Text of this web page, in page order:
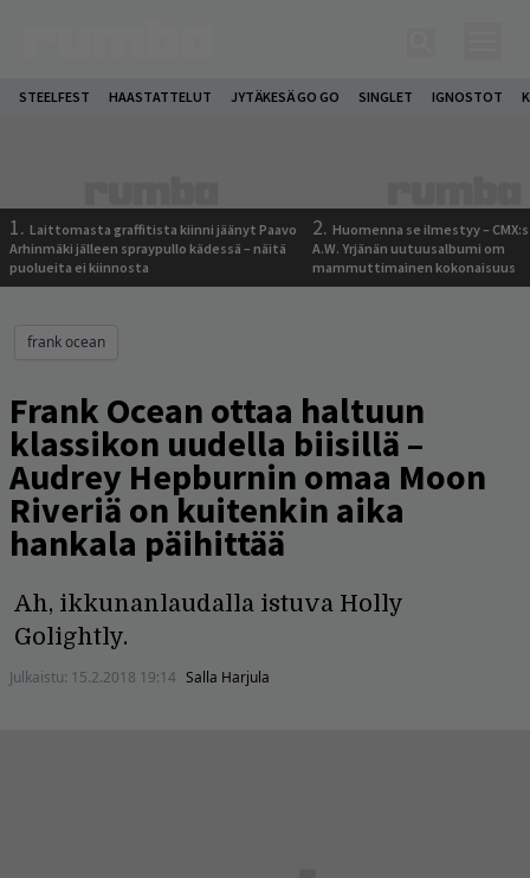
STEELFEST HAASTATTELUT JYTÄKESÄ GO GO SINGLET IGNOSTOT
1. Laittomasta graffitista kiinni jäänyt Paavo
Arhinmäki jälleen spraypullo kädessä – näitä
puolueita ei kiinnosta
2. Huomenna se ilmestyy –
A.W. Yrjänän uutuusalbumi om
mammuttimainen kokonaisuus
frank ocean
Frank Ocean ottaa haltuun
klassikon uudella biisillä –
Audrey Hepburnin omaa Moon
Riveriä on kuitenkin aika
hankala päihittää
Ah, ikkunanlaudalla istuva Holly
Golightly.
Julkaistu: 15.2.2018 19:14 Salla Harjula